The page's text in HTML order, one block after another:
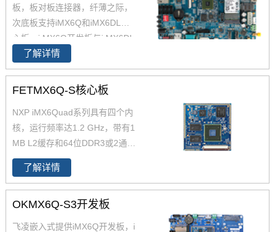
板搭配独特的薄款连接器，让设
计随心所欲！
板，板对板连接器，纤薄之际，
次底板支持iMX6Q和iMX6DL核
心板。i.MX6Q开发板与i.MX6DL
开发板资源丰富，原理图、PC
B、软件资源、硬件资源下载，
技术支持等。欢迎选购
了解详情
FETMX6Q-S核心板
NXP iMX6Quad系列具有四个内
核，运行频率达1.2 GHz，带有1
MB L2缓存和64位DDR3或2通
道、32位LPDDR2支持。飞凌提
供商业级iMX6Q核心板,工业级iM
X6Q核心板,兼容一同底板。具有
抗震,抗氧化,抗干扰,更快速升级
了解详情
OKMX6Q-S3开发板
飞凌嵌入式提供iMX6Q开发板，i